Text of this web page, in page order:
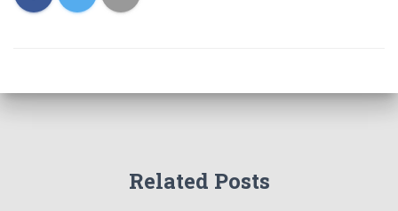
Related Posts